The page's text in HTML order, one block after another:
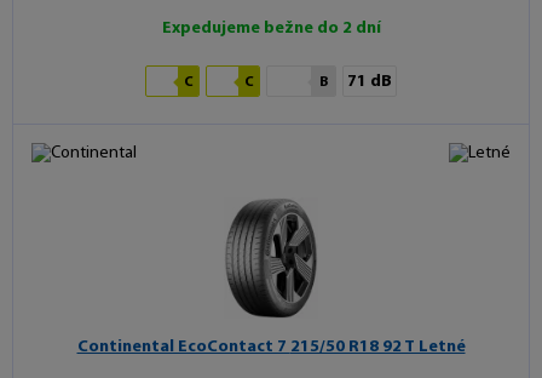
Expedujeme bežne do 2 dní
C C B 71 dB
Continental EcoContact 7 215/50 R18 92 T Letné